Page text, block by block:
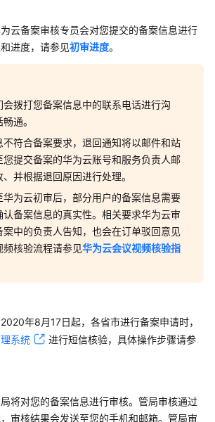
云备案审核专员会对您提交的备案信息进行
进度，请参见初审进度。
拨打您备案信息中的联系电话进行沟
通。
不符合备案要求，退回通知将以邮件和站
您提交备案的华为云账号和服务负责人邮
并根据退回原因进行处理。
华为云初审后，部分用户的备案信息需要
备案信息的真实性。相关要求华为云审
中的负责人告知，也会在订单驳回意见
频核验流程请参见华为云会议视频核验指
年8月17日起，各省市进行备案申请时，
系统
进行短信核验，具体操作步骤请参
将对您的备案信息进行审核。管局审核通过
审核结果会发送至您的手机和邮箱。管局审